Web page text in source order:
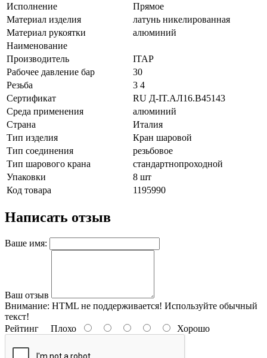
Исполнение
Прямое
Материал изделия
латунь никелированная
Материал рукоятки
алюминий
Наименование
Производитель
ITAP
Рабочее давление бар
30
Резьба
3 4
Сертификат
RU Д-IT.АЛ16.B45143
Среда применения
алюминий
Страна
Италия
Тип изделия
Кран шаровой
Тип соединения
резьбовое
Тип шарового крана
стандартнопроходной
Упаковки
8 шт
Код товара
1195990
Написать отзыв
Ваше имя:
Ваш отзыв
Внимание: HTML не поддерживается! Используйте обычный
текст!
Рейтинг Плохо Хорошо